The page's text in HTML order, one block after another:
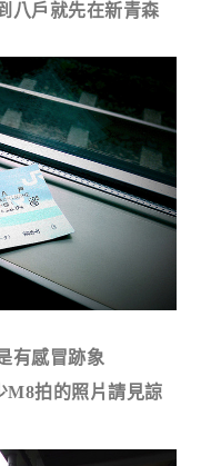
八戶就先在新青森
有感冒跡象
M8拍的照片請見諒